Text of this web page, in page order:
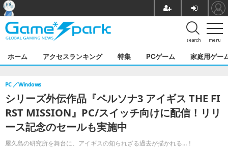
menu
search
ホーム アクセスランキング 特集 PCゲーム 家庭用ゲー
シリーズ外伝作品『ペルソナ3 アイギス THE FI
RST MISSION』PC/スイッチ向けに配信！リリ
ース記念のセールも実施中
屋久島の研究所を舞台に、アイギスの知られざる過去が描かれる…！
PC Windows